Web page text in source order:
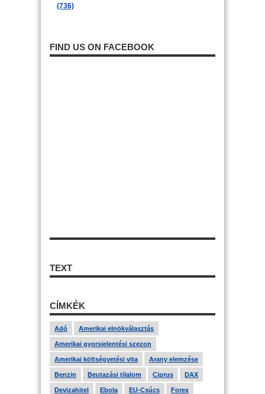
(736)
FIND US ON FACEBOOK
TEXT
CÍMKÉK
Adó Amerikai elnökválasztás
Amerikai gyorsjelentési szezon
Amerikai költségvetési vita Arany elemzése
Benzin Beutazási tilalom Ciprus DAX
Devizahitel Ebola EU-Csúcs Forex